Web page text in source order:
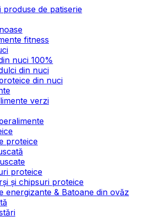
produse de patiserie
fitness
nuci 100%
din nuci
din nuci
verzi
proteice
proteice
și chipsuri proteice
energizante & Batoane din ovăz